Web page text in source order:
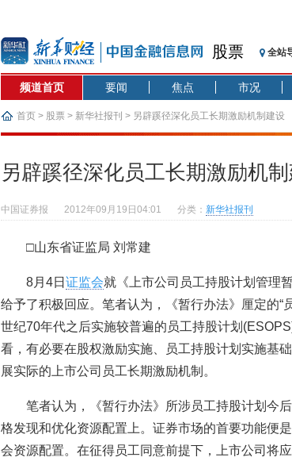
股票 全站
频道首页 要闻 焦点 市况
首页 > 股票 > 新华社报刊 > 另辟蹊径深化员工长期激励机制建设
另辟蹊径深化员工长期激励机
中国证券报 2012年09月19日04:01 分类： 新华社报刊
□山东省证监局 刘常建
8月4日 证监会就《上市公司员工持股计划管理
给予了积极回应。笔者认为，《暂行办法》厘定的“
世纪70年代之后实施较普遍的员工持股计划
看，有必要在股权激励实施、员工持股计划实施基
展实际的上市公司员工长期激励机制。
笔者认为，《暂行办法》所涉员工持股计划今
格发现和优化资源配置上。证券市场的首要功能便
会资源配置。在征得员工同意前提下，上市公司将